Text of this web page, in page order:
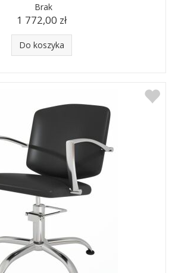
Brak
1 772,00 zł
Do koszyka